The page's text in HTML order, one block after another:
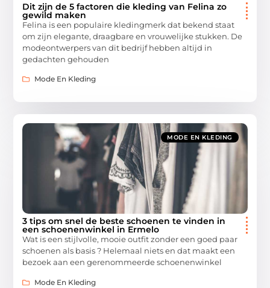
Dit zijn de 5 factoren die kleding van Felina zo
gewild maken
Felina is een populaire kledingmerk dat bekend staat
om zijn elegante, draagbare en vrouwelijke stukken. De
modeontwerpers van dit bedrijf hebben altijd in
gedachten gehouden
Mode En Kleding
MODE EN KLEDING
3 tips om snel de beste schoenen te vinden in
een schoenenwinkel in Ermelo
Wat is een stijlvolle, mooie outfit zonder een goed paar
schoenen als basis ? Helemaal niets en dat maakt een
bezoek aan een gerenommeerde schoenenwinkel
Mode En Kleding